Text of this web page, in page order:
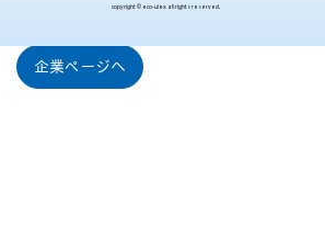
企業ページへ
copyright © eco-ulex. all rights reserved.